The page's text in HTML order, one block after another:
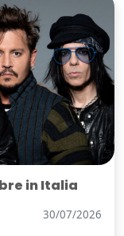
in Italia
30/07/2026